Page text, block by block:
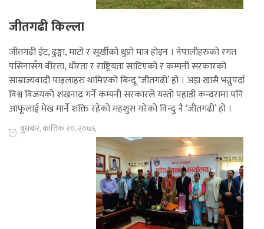
जीतगढी किल्ला
जीतगढी ईट, ढुङ्गा, माटो र सूर्खीको थुप्रो मात्र होइन । नेपालीहरुको रगत
पसिनासँग वीरता, धीरता र राष्ट्रियता साटिएको र कम्पनी सरकारको
साम्राज्यवादी पाइलाहरु थामिएको बिन्दू ‘जीतगढी’ हो । अझ खासै भन्नुपर्दा
विश्व विजयको शंखनाद गर्ने कम्पनी सरकारले यस्तो पहाडी कन्दरामा पनि
आफूलाई मेख मार्ने शक्ति रहेको महशुस गरेको विन्दु नै ‘जीतगढी’ हो ।
बुधबार, कात्तिक २०, २०७६